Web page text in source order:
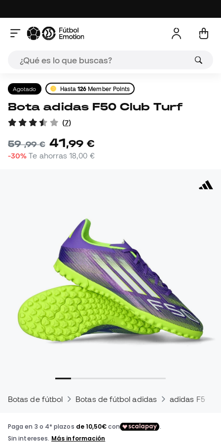
Agotado Hasta126 Member Points
Bota adidas F50 Club Turf
(7)
59,99 € 41,99 €
-30% Te ahorras18,00 €
Botas de fútbol Botas de fútbol adidas adidas F50